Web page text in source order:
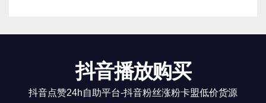
抖音播放购买
抖音点赞24h自助平台-抖音粉丝涨粉卡盟低价货源